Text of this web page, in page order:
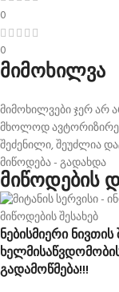
0
0
მიმოხილვა
მიმოხილვები ჯერ არ
მხოლოდ
შეძენილი, შეუძლია
მიწოდება - გადახდა
მიწოდების
ნებისმიერი
გადამოწმება!!!